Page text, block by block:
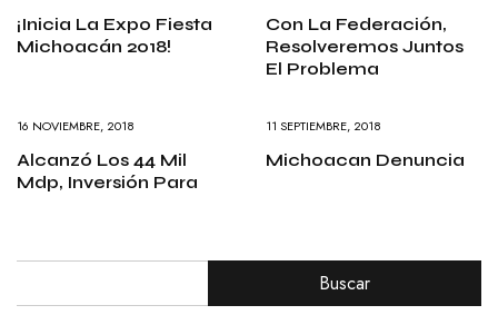
¡Inicia La Expo Fiesta
Michoacán 2018!
Con La Federación,
Resolveremos Juntos
El Problema
16 NOVIEMBRE, 2018
Alcanzó Los 44 Mil
Mdp, Inversión Para
11 SEPTIEMBRE, 2018
Michoacan Denuncia
Buscar